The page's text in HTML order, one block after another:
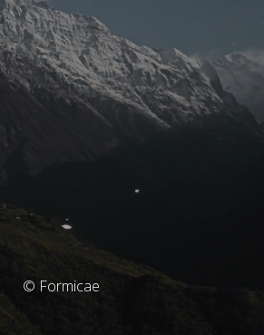
© Formicae